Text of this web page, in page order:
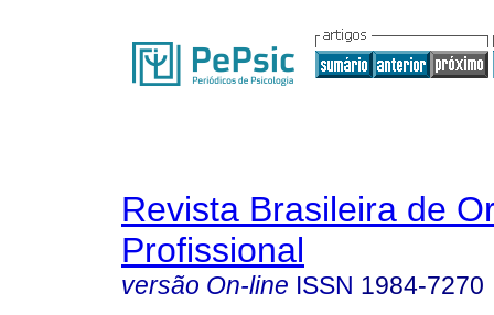
Revista Brasileira de
Profissional
versão On-line ISSN 1984-7270